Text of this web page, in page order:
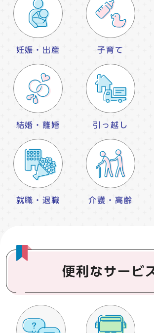
妊娠・出産 子育て
結婚・離婚 引っ越し
就職・退職 介護・高齢
便利なサービ